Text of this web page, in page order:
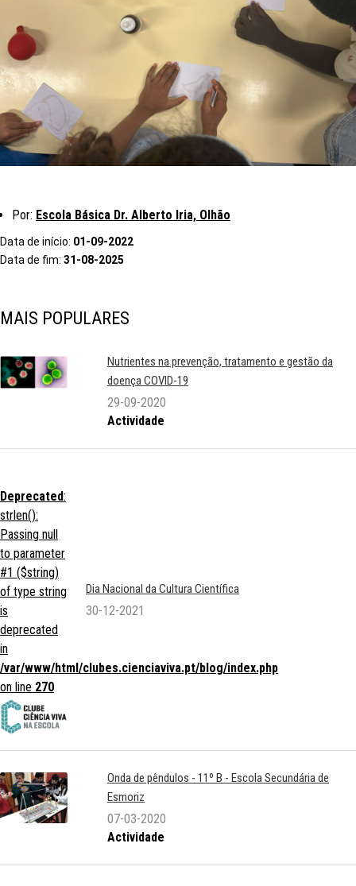
Por: Escola Básica Dr. Alberto Iria, Olhão
Data de início: 01-09-2022
Data de fim: 31-08-2025
MAIS POPULARES
Nutrientes na prevenção, tratamento e gestão da
doença COVID-19
29-09-2020
Actividade
Deprecated:
strlen():
Passing null
to parameter
#1 ($string)
of type string
is
deprecated
in
/var/www/html/clubes.cienciaviva.pt/blog/index.php
on line 270
Dia Nacional da Cultura Científica
30-12-2021
Onda de pêndulos - 11º B - Escola Secundária de
Esmoriz
07-03-2020
Actividade